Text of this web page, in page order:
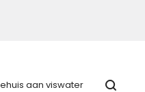
aan viswater